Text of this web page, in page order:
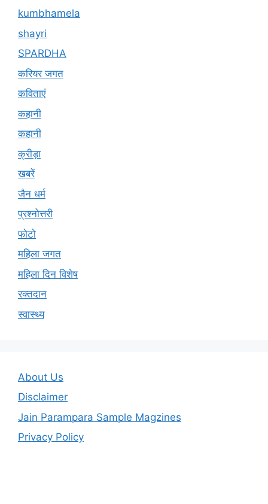
kumbhamela
shayri
SPARDHA
करियर जगत
कविताएं
कहानी
कहानी
क्रीड़ा
खबरें
जैन धर्म
प्रश्नोत्तरी
फोटो
महिला जगत
महिला दिन विशेष
रक्तदान
स्वास्थ्य
About Us
Disclaimer
Jain Parampara Sample Magzines
Privacy Policy